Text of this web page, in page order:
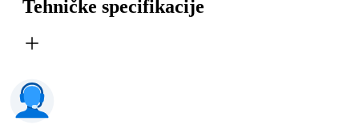
Tehničke specifikacije